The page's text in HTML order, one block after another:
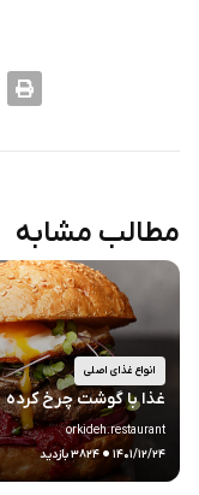
مطالب مشابه
انواع غذای اصلی
غذا با گوشت چرخ کرده
orkideh.restaurant
۱۴۰۱/۱۲/۲۴.۳۸۲۴ بازدید